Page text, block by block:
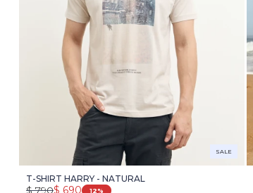
SALE
T-SHIRT HARRY - NATURAL
$ 690
$ 790 12